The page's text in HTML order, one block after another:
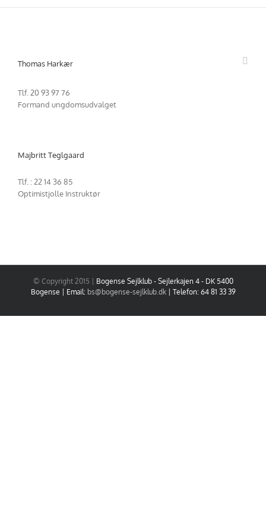
Skip
Thomas Harkær
Tlf. 20 93 97 76
Formand ungdomsudvalget
Majbritt Teglgaard
Tlf. : 22 14 36 85
Optimistjolle Instruktør
© Copyright 2015 | Bogense Sejlklub - Sejlerkajen 4 - DK 5400
Bogense | Email: bs@bogense-sejlklub.dk| Telefon: 64 81 33 39